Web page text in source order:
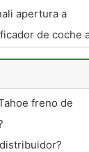
apertura a
de coche
freno de